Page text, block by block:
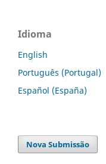
Idioma
English
Português (Portugal)
Español (España)
Nova Submissão